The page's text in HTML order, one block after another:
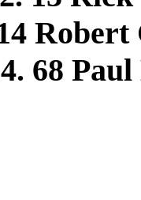
4. 68